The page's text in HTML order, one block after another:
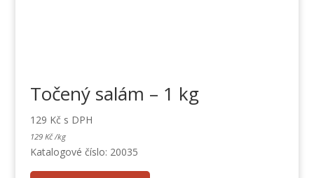
Točený salám – 1 kg
129 Kč s DPH
129 Kč /kg
Katalogové číslo: 20035